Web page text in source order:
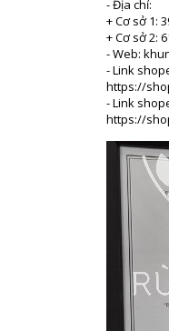
- Địa chỉ:
+ Cơ sở 1:
+ Cơ sở 2:
- Web:
- Link
https://
- Link
https://